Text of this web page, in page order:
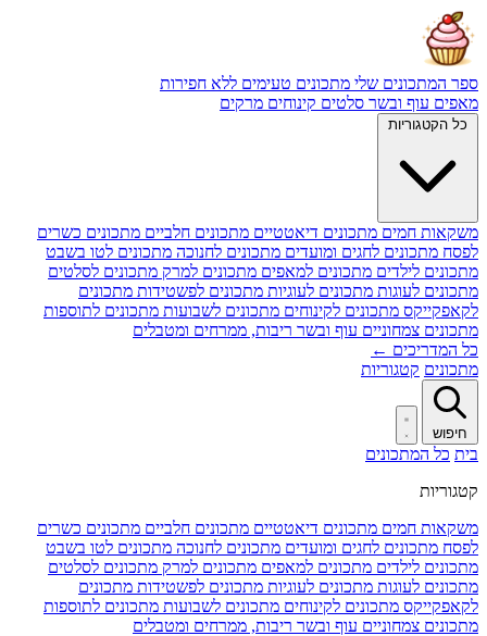
ספר המתכונים שלי מתכונים טעימים ללא חפירות
מאפיםעוף ובשרסלטיםקינוחיםמרקים
כל הקטגוריות
משקאות חמיםמתכונים דיאטטייםמתכונים חלבייםמתכונים כשרים
לפסחמתכונים לחגים ומועדיםמתכונים לחנוכהמתכונים לטו בשבט
מתכונים לילדיםמתכונים למאפיםמתכונים למרקמתכונים לסלטים
מתכונים לעוגותמתכונים לעוגיותמתכונים לפשטידותמתכונים
לקאפקייקסמתכונים לקינוחיםמתכונים לשבועותמתכונים לתוספות
מתכונים צמחונייםעוף ובשרריבות, ממרחים ומטבלים
כל המדריכים ←
מתכונים קטגוריות
חיפוש
בית כל המתכונים
קטגוריות
משקאות חמיםמתכונים דיאטטייםמתכונים חלבייםמתכונים כשרים
לפסחמתכונים לחגים ומועדיםמתכונים לחנוכהמתכונים לטו בשבט
מתכונים לילדיםמתכונים למאפיםמתכונים למרקמתכונים לסלטים
מתכונים לעוגותמתכונים לעוגיותמתכונים לפשטידותמתכונים
לקאפקייקסמתכונים לקינוחיםמתכונים לשבועותמתכונים לתוספות
מתכונים צמחונייםעוף ובשרריבות, ממרחים ומטבלים